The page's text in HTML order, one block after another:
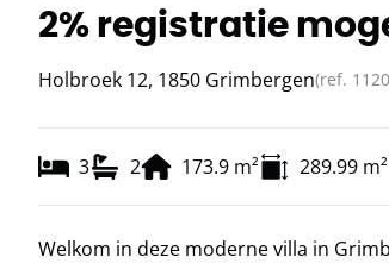
2% registratie
Holbroek 12, 1850 Grimbergen(ref. 1120
3 2 173.9 m² 289.99 m²
Welkom in deze moderne villa in